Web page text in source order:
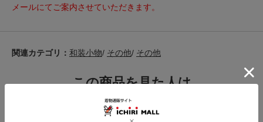
メールにてご案内させていただきます。
関連カテゴリ： 和装小物/ その他/ その他
この商品を見た人は
こちらの商品も見ています